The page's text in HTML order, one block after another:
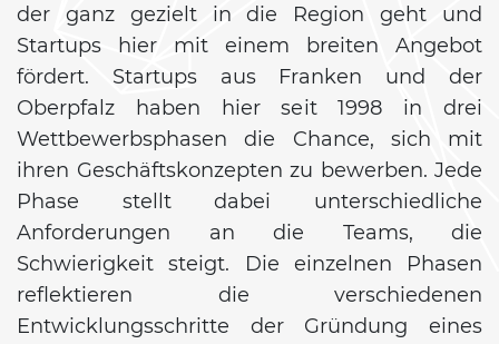
der ganz gezielt in die Region geht und
Startups hier mit einem breiten Angebot
fördert. Startups aus Franken und der
Oberpfalz haben hier seit 1998 in drei
Wettbewerbsphasen die Chance, sich mit
ihren Geschäftskonzepten zu bewerben. Jede
Phase stellt dabei unterschiedliche
Anforderungen an die Teams, die
Schwierigkeit steigt. Die einzelnen Phasen
reflektieren die verschiedenen
Entwicklungsschritte der Gründung eines